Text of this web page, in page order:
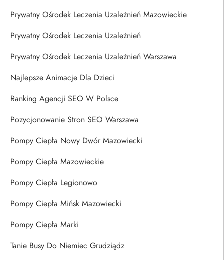
Prywatny Ośrodek Leczenia Uzależnień Mazowieckie
Prywatny Ośrodek Leczenia Uzależnień
Prywatny Ośrodek Leczenia Uzależnień Warszawa
Najlepsze Animacje Dla Dzieci
Ranking Agencji SEO W Polsce
Pozycjonowanie Stron SEO Warszawa
Pompy Ciepła Nowy Dwór Mazowiecki
Pompy Ciepła Mazowieckie
Pompy Ciepła Legionowo
Pompy Ciepła Mińsk Mazowiecki
Pompy Ciepła Marki
Tanie Busy Do Niemiec Grudziądz